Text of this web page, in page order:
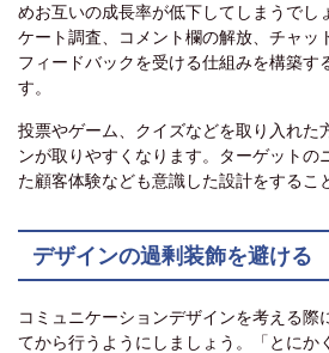
めお互いの成長率が低下してしまうでし
ケート調査、コメント欄の解放、チャッ
フィードバックを受ける仕組みを構築す
す。
投票やゲーム、クイズなどを取り入れた
ンが取りやすくなります。ターゲットの
た顧客体験なども意識した設計をするこ
デザインの過剰装飾を避ける
コミュニケーションデザインを考える際
てから行うようにしましょう。「とにか